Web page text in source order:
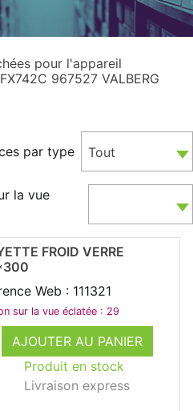
pour l'appareil
967527 VALBERG
par type Tout
la vue
AJOUTER AU PANIER
Produit en stock
Livraison express
FROID VERRE
Web : 111321
sur la vue éclatée : 29